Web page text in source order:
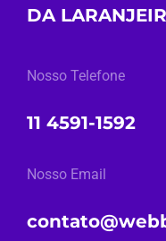
DA
Nosso Telefone
11 4591-1592
Nosso Email